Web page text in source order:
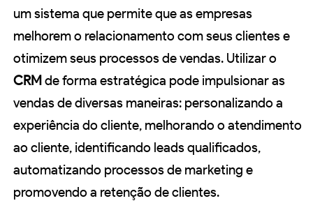
um sistema que permite que as empresas
melhorem o relacionamento com seus clientes e
otimizem seus processos de vendas. Utilizar o
CRMde forma estratégica pode impulsionar as
vendas de diversas maneiras: personalizando a
experiência do cliente, melhorando o atendimento
ao cliente, identificando leads qualificados,
automatizando processos de marketing e
promovendo a retenção de clientes.